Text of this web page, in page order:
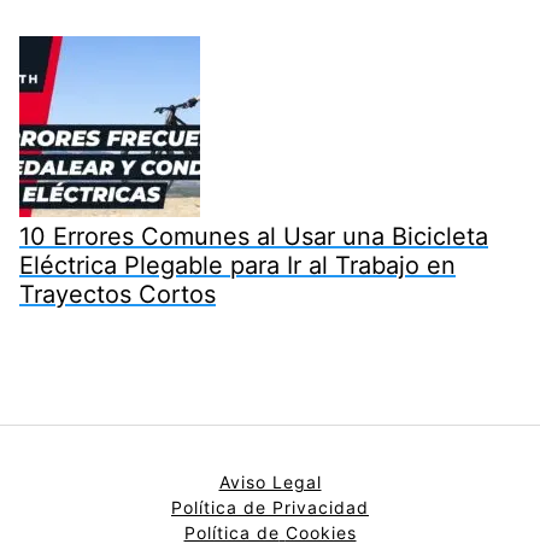
10 Errores Comunes al Usar una Bicicleta
Eléctrica Plegable para Ir al Trabajo en
Trayectos Cortos
Aviso Legal
Política de Privacidad
Política de Cookies